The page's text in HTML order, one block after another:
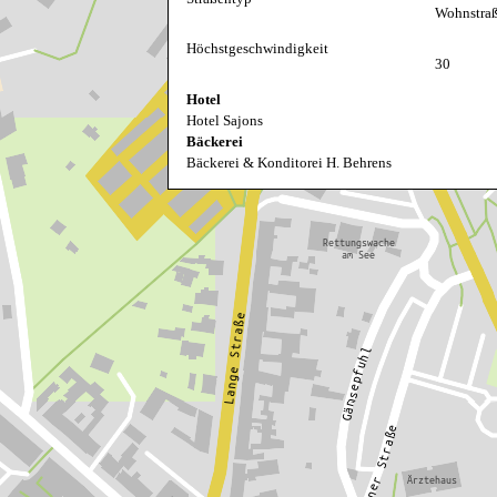
Höchstgeschwindigkeit
30
Hotel
Hotel Sajons
Bäckerei
Bäckerei & Konditorei H. Behrens